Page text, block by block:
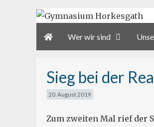
Wer wir sind
Sieg bei der
20. August 2019
Zum zweiten Mal rief der